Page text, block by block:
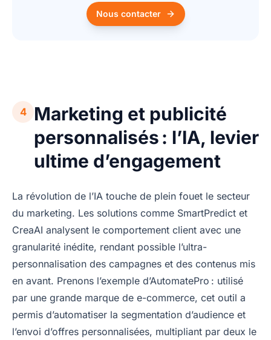
Nous contacter
4
Marketing et publicité
personnalisés : l’IA, levier
ultime d’engagement
La révolution de l’IA touche de plein fouet le secteur
du marketing. Les solutions comme SmartPredict et
CreaAI analysent le comportement client avec une
granularité inédite, rendant possible l’ultra-
personnalisation des campagnes et des contenus mis
en avant. Prenons l’exemple d’AutomatePro : utilisé
par une grande marque de e-commerce, cet outil a
permis d’automatiser la segmentation d’audience et
l’envoi d’offres personnalisées, multipliant par deux le